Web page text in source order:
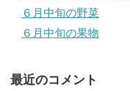
６月中旬の野菜
６月中旬の果物
最近のコメント